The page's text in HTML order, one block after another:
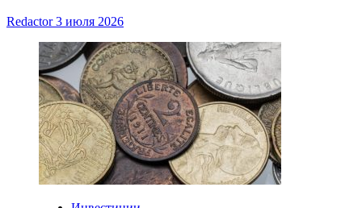
Redactor3 июля 2026